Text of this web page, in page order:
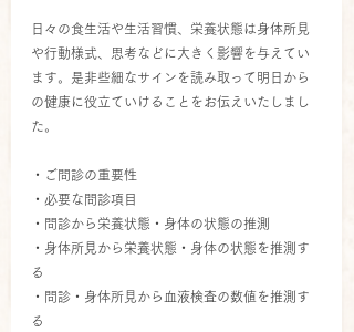
日々の食生活や生活習慣、栄養状態は身体所見
や行動様式、思考などに大きく影響を与えてい
ます。是非些細なサインを読み取って明日から
の健康に役立ていけることをお伝えいたしまし
た。
・ご問診の重要性
・必要な問診項目
・問診から栄養状態・身体の状態の推測
・身体所見から栄養状態・身体の状態を推測す
る
・問診・身体所見から血液検査の数値を推測す
る